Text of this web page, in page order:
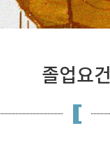
졸업요건